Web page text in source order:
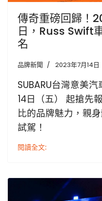
傳奇重磅回歸！
日，Russ Swift
名
品牌新聞 2023年7月14日
SUBARU台灣意美
14日（五） 起搶先
比的品牌魅力，親
試駕！
閱讀全文: